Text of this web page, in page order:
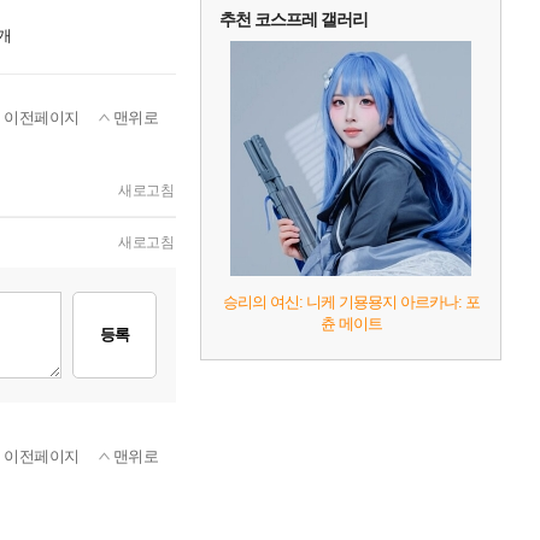
이전페이지 맨위로
새로고침
새로고침
등록
이전페이지 맨위로
추천 코스프레 갤러리
승리의 여신: 니케 기묭묭지 아르카나: 포
츈 메이트